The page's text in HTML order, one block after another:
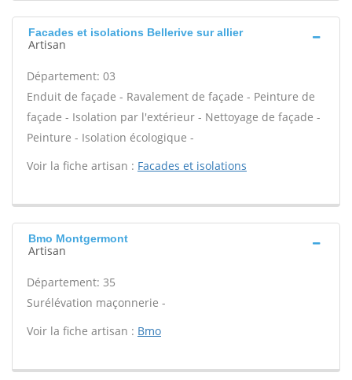
Facades et isolations Bellerive sur allier
Artisan
Département: 03
Enduit de façade - Ravalement de façade - Peinture de
façade - Isolation par l'extérieur - Nettoyage de façade -
Peinture - Isolation écologique -
Voir la fiche artisan : Facades et isolations
Bmo Montgermont
Artisan
Département: 35
Surélévation maçonnerie -
Voir la fiche artisan : Bmo